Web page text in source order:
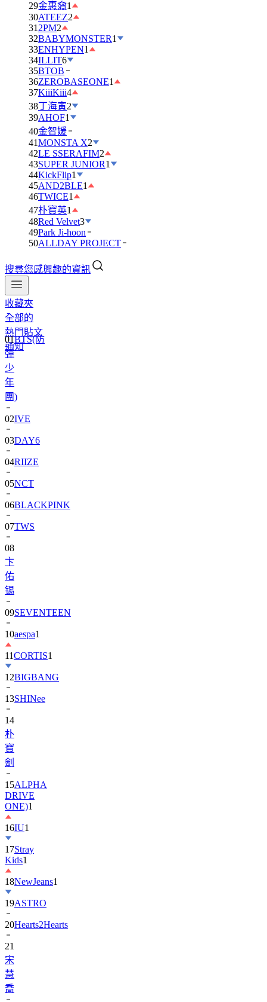
29金惠奫1
30ATEEZ2
31 2PM2
32BABYMONSTER1
33ENHYPEN1
34ILLIT6
35BTOB
36ZEROBASEONE1
37KiiiKiii4
38丁海寅2
39AHOF1
40金智媛
41MONSTA X2
42LE SSERAFIM2
43SUPER JUNIOR1
44KickFlip1
45AND2BLE1
46TWICE1
47朴寶英1
48Red Velvet3
49Park Ji-hoon
50ALLDAY PROJECT
搜尋您感興趣的資訊
收藏夾
全部的
熱門貼文
通知
01BTS(防
彈
少
年
團)
02IVE
03DAY6
04RIIZE
05NCT
06BLACKPINK
07TWS
08
卞
佑
锡
09
10aespa1
11CORTIS
12BIGBANG
13SHINee
14
朴
寶
劍
15
DRIVE
ONE)1
16IU1
17Stray
Kids
18NewJeans
19ASTRO
20Hearts2Hearts
21
宋
慧
喬
22